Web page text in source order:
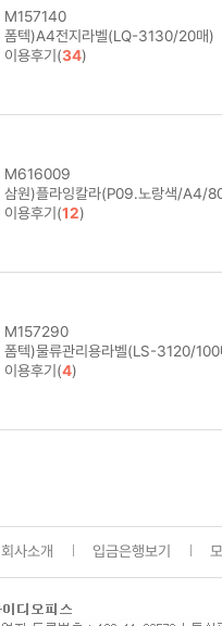
M157140
폼텍)A4전지라벨(LQ-3130/20매)
이용후기(34)
M616009
삼원)플라잉칼라(P09.노랑색/A4/
이용후기(12)
M157290
폼텍)물류관리용라벨(LS-3120/
이용후기(4)
회사소개 입금은행보기